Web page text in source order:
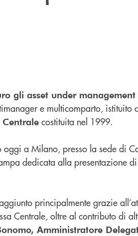
gli asset under management
e multicomparto, istituito
Centrale costituita nel 1999.
a Milano, presso la sede di
dedicata alla presentazione
principalmente grazie
Centrale, oltre al contributo di
Amministratore